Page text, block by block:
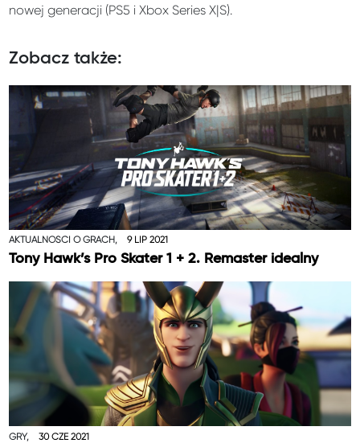
nowej generacji (PS5 i Xbox Series X|S).
Zobacz także:
AKTUALNOŚCI O GRACH, 9 LIP 2021
Tony Hawk’s Pro Skater 1 + 2. Remaster idealny
GRY, 30 CZE 2021